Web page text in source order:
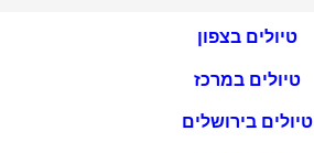
טיולים בצפון
טיולים במרכז
טיולים בירושלים